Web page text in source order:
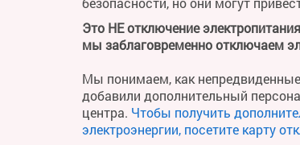
Это НЕ отключение
мы заблаговременно отключаем
Мы понимаем, как
добавили дополнительный
центра. Чтобы получить
электроэнергии, посетите карту